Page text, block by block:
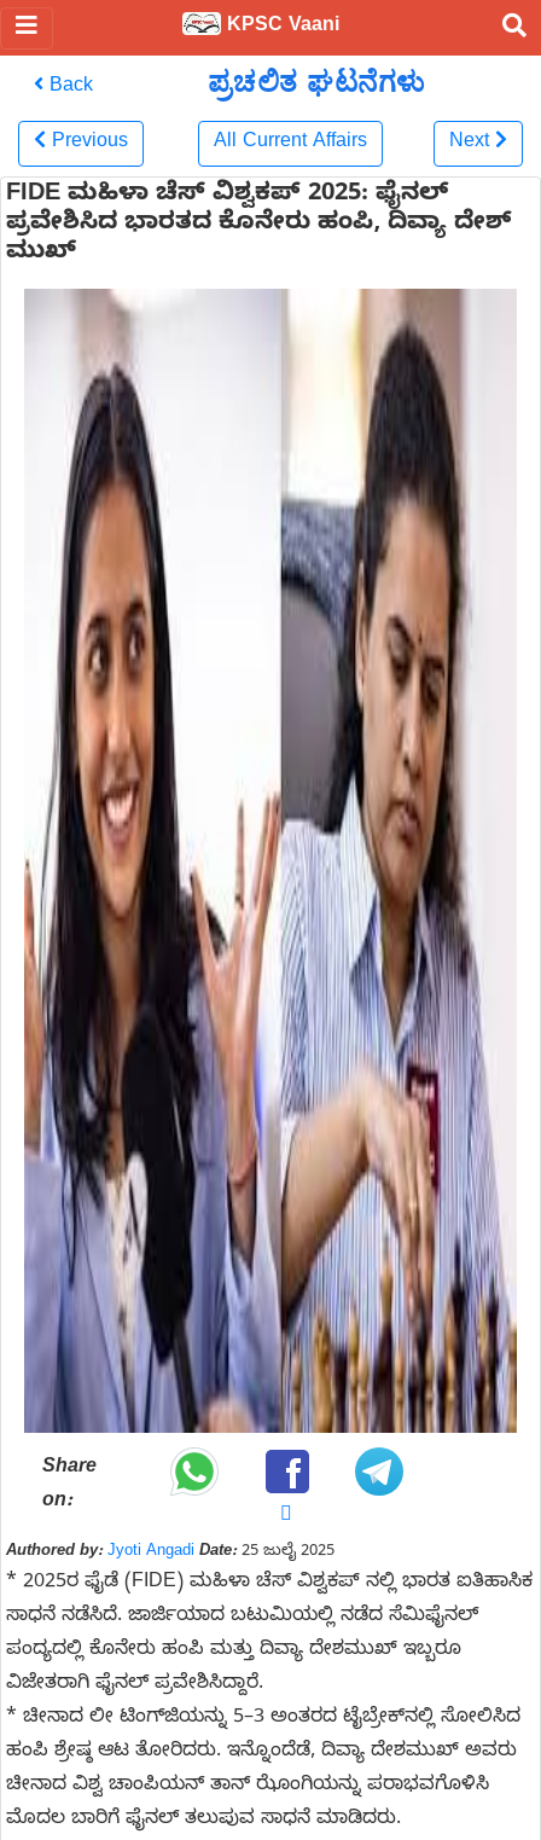
KPSC Vaani
Back ಪ್ರಚಲಿತ ಘಟನೆಗಳು
Previous All Current Affairs Next
FIDE ಮಹಿಳಾ ಚೆಸ್ ವಿಶ್ವಕಪ್ 2025: ಫೈನಲ್
ಪ್ರವೇಶಿಸಿದ ಭಾರತದ ಕೊನೇರು ಹಂಪಿ, ದಿವ್ಯಾ ದೇಶ್
ಮುಖ್
Share
on:
Authored by: Jyoti Angadi Date:25 ಜುಲೈ 2025
* 2025ರ ಫೈಡೆ (FIDE) ಮಹಿಳಾ ಚೆಸ್ ವಿಶ್ವಕಪ್‌ ನಲ್ಲಿ ಭಾರತ ಐತಿಹಾಸಿಕ
ಸಾಧನೆ ನಡೆಸಿದೆ. ಜಾರ್ಜಿಯಾದ ಬಟುಮಿಯಲ್ಲಿ ನಡೆದ ಸೆಮಿಫೈನಲ್‌
ಪಂದ್ಯದಲ್ಲಿ ಕೊನೇರು ಹಂಪಿ ಮತ್ತು ದಿವ್ಯಾ ದೇಶಮುಖ್ ಇಬ್ಬರೂ
ವಿಜೇತರಾಗಿ ಫೈನಲ್ ಪ್ರವೇಶಿಸಿದ್ದಾರೆ.
* ಚೀನಾದ ಲೀ ಟಿಂಗ್‌ಜಿಯನ್ನು 5–3 ಅಂತರದ ಟೈಬ್ರೇಕ್‌ನಲ್ಲಿ ಸೋಲಿಸಿದ
ಹಂಪಿ ಶ್ರೇಷ್ಠ ಆಟ ತೋರಿದರು. ಇನ್ನೊಂದೆಡೆ, ದಿವ್ಯಾ ದೇಶಮುಖ್ ಅವರು
ಚೀನಾದ ವಿಶ್ವ ಚಾಂಪಿಯನ್ ತಾನ್ ಝೊಂಗಿಯನ್ನು ಪರಾಭವಗೊಳಿಸಿ
ಮೊದಲ ಬಾರಿಗೆ ಫೈನಲ್‌ ತಲುಪುವ ಸಾಧನೆ ಮಾಡಿದರು.